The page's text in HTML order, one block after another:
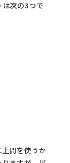
次の3つで
間を使うか